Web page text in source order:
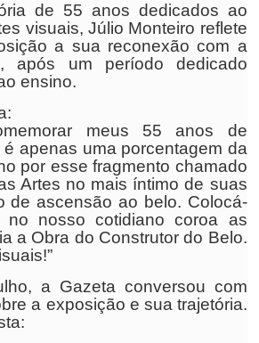
de 55 anos dedicados ao
visuais, Júlio Monteiro reflete
a sua reconexão com a
após um período dedicado
ensino.
meus 55 anos de
apenas uma porcentagem da
por esse fragmento chamado
Artes no mais íntimo de suas
de ascensão ao belo. Colocá-
no nosso cotidiano coroa as
a Obra do Construtor do Belo.
a Gazeta conversou com
a exposição e sua trajetória.